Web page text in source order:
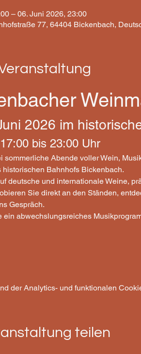
– 06. Juni 2026, 23:00
77, 64404 Bickenbach,
2026 im
bis 23:00 Uhr
sommerliche Abende voller Wein,
historischen Bahnhofs Bickenbach.
deutsche und internationale Weine,
Sie direkt an den Ständen,
Gespräch.
ein abwechslungsreiches
der Analytics- und funktionalen
teilen